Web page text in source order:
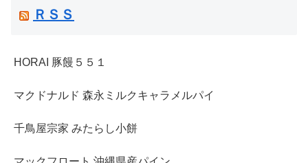
ＲＳＳ
HORAI 豚饅５５１
マクドナルド 森永ミルクキャラメルパイ
千鳥屋宗家 みたらし小餅